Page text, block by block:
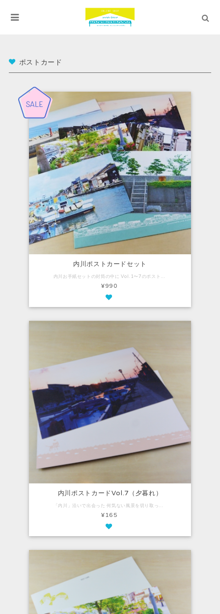
ポストカード
内川ポストカードセット
内川お手紙セットの封筒の中に Vol.1〜7のポストカード7枚が入ったお得なセットです。 【内容】 封筒の中に ・ポストカード：7枚入り
¥990
内川ポストカードVol.7（夕暮れ）
「内川」沿いで出会った 何気ない風景を切り取ったポストカード。 ナチュラルで気品があり、 柔らかい風合いのファインペーパーを使用しています。 Vol.7は、内川の夕暮れ。 奈呉町の観光駐車場から川へ降りたところ。 【内容】 ・ポストカード：1枚（100mm×148mm）
¥165